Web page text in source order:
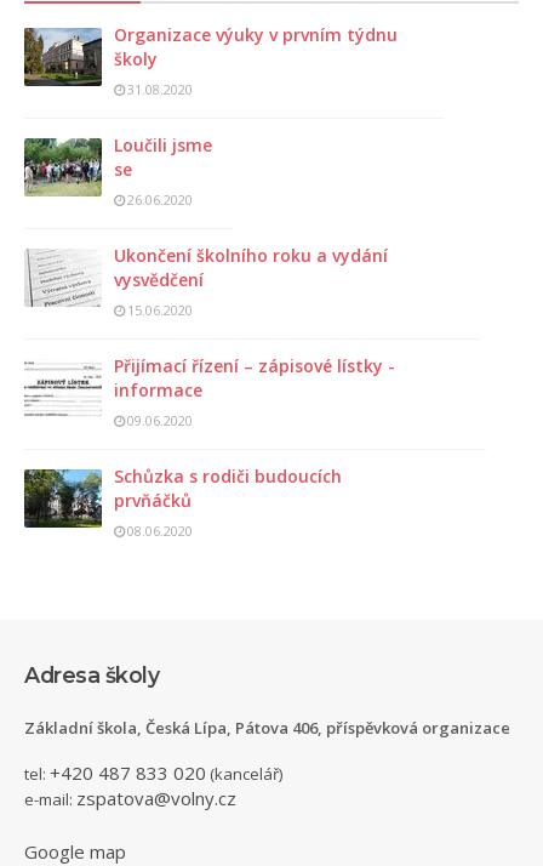
Organizace výuky v prvním týdnu
školy
31.08.2020
Loučili jsme
se
26.06.2020
Ukončení školního roku a vydání
vysvědčení
15.06.2020
Přijímací řízení – zápisové lístky -
informace
09.06.2020
Schůzka s rodiči budoucích
prvňáčků
08.06.2020
Adresa školy
Základní škola, Česká Lípa, Pátova 406, příspěvková organizace
tel: +420 487 833 020 (kancelář)
e-mail: zspatova@volny.cz
Google map